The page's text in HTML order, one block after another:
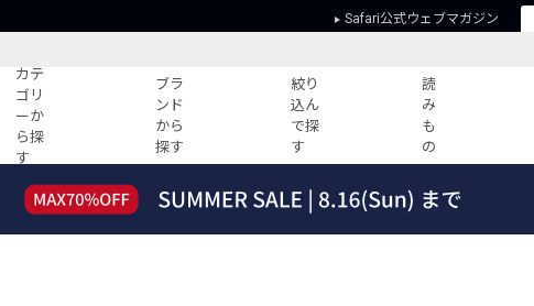
Safari公式ウェブマガジン
カテ
ゴリ
ーか
ら探
す
ブラ
ンド
から
探す
絞り
込ん
で探
す
読
み
も
の
すべての記事